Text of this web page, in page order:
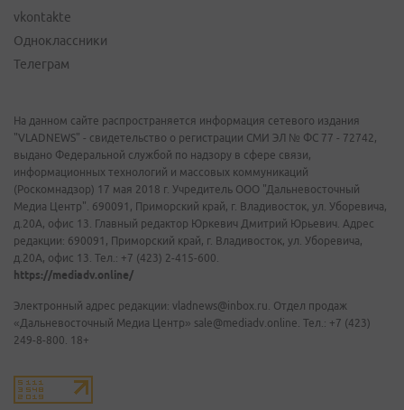
vkontakte
Одноклассники
Телеграм
На данном сайте распространяется информация сетевого издания
"VLADNEWS" - свидетельство о регистрации СМИ ЭЛ № ФС 77 - 72742,
выдано Федеральной службой по надзору в сфере связи,
информационных технологий и массовых коммуникаций
(Роскомнадзор) 17 мая 2018 г. Учредитель ООО "Дальневосточный
Медиа Центр". 690091, Приморский край, г. Владивосток, ул. Уборевича,
д.20А, офис 13. Главный редактор Юркевич Дмитрий Юрьевич. Адрес
редакции: 690091, Приморский край, г. Владивосток, ул. Уборевича,
д.20А, офис 13. Тел.: +7 (423) 2-415-600.
https://mediadv.online/
Электронный адрес редакции: vladnews@inbox.ru. Отдел продаж
«Дальневосточный Медиа Центр» sale@mediadv.online. Тел.: +7 (423)
249-8-800. 18+